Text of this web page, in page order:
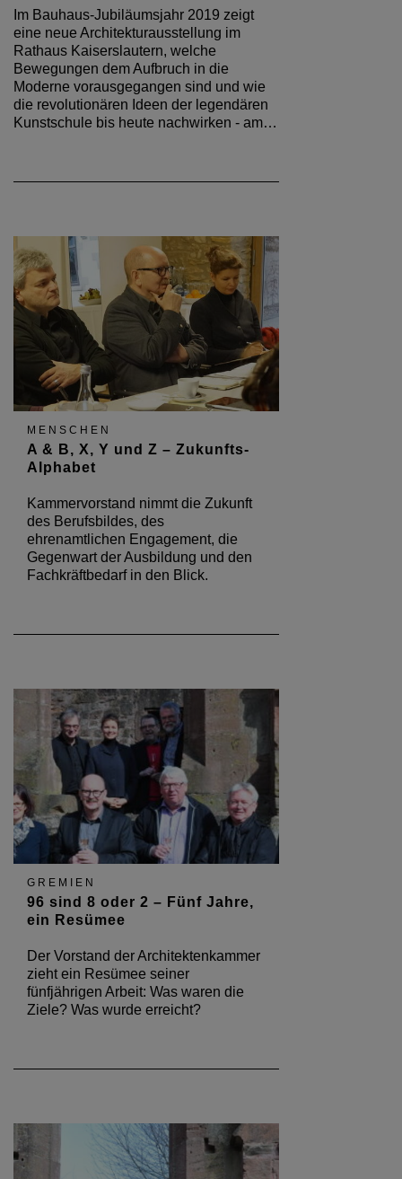
Im Bauhaus-Jubiläumsjahr 2019 zeigt
eine neue Architekturausstellung im
Rathaus Kaiserslautern, welche
Bewegungen dem Aufbruch in die
Moderne vorausgegangen sind und wie
die revolutionären Ideen der legendären
Kunstschule bis heute nachwirken - am…
MENSCHEN
A & B, X, Y und Z – Zukunfts-
Alphabet
Kammervorstand nimmt die Zukunft
des Berufsbildes, des
ehrenamtlichen Engagement, die
Gegenwart der Ausbildung und den
Fachkräftbedarf in den Blick.
GREMIEN
96 sind 8 oder 2 – Fünf Jahre,
ein Resümee
Der Vorstand der Architektenkammer
zieht ein Resümee seiner
fünfjährigen Arbeit: Was waren die
Ziele? Was wurde erreicht?